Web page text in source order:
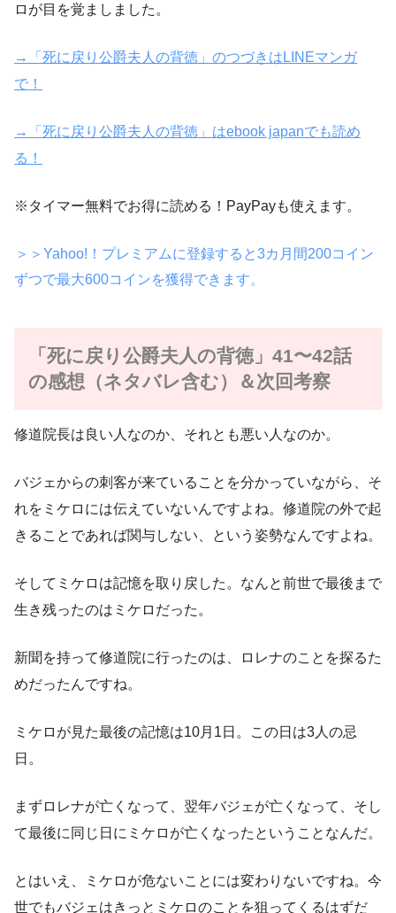
ロが目を覚ましました。
→「死に戻り公爵夫人の背徳」のつづきはLINEマンガ
で！
→「死に戻り公爵夫人の背徳」はebook japanでも読め
る！
※タイマー無料でお得に読める！PayPayも使えます。
＞＞Yahoo!！プレミアムに登録すると3カ月間200コイン
ずつで最大600コインを獲得できます。
「死に戻り公爵夫人の背徳」41〜42話
の感想（ネタバレ含む）＆次回考察
修道院長は良い人なのか、それとも悪い人なのか。
バジェからの刺客が来ていることを分かっていながら、そ
れをミケロには伝えていないんですよね。修道院の外で起
きることであれば関与しない、という姿勢なんですよね。
そしてミケロは記憶を取り戻した。なんと前世で最後まで
生き残ったのはミケロだった。
新聞を持って修道院に行ったのは、ロレナのことを探るた
めだったんですね。
ミケロが見た最後の記憶は10月1日。この日は3人の忌
日。
まずロレナが亡くなって、翌年バジェが亡くなって、そし
て最後に同じ日にミケロが亡くなったということなんだ。
とはいえ、ミケロが危ないことには変わりないですね。今
世でもバジェはきっとミケロのことを狙ってくるはずだ